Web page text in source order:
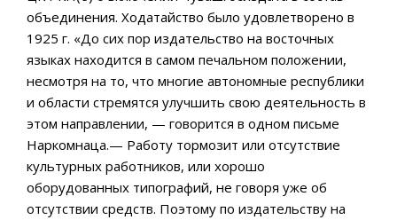
объединения. Ходатайство было удовлетворено в
1925 г. «До сих пор издательство на восточных
языках находится в самом печальном положении,
несмотря на то, что многие автономные республики
и области стремятся улучшить свою деятельность в
этом направлении, — говорится в одном письме
Наркомнаца.— Работу тормозит или отсутствие
культурных работников, или хорошо
оборудованных типографий, не говоря уже об
отсутствии средств. Поэтому по издательству на